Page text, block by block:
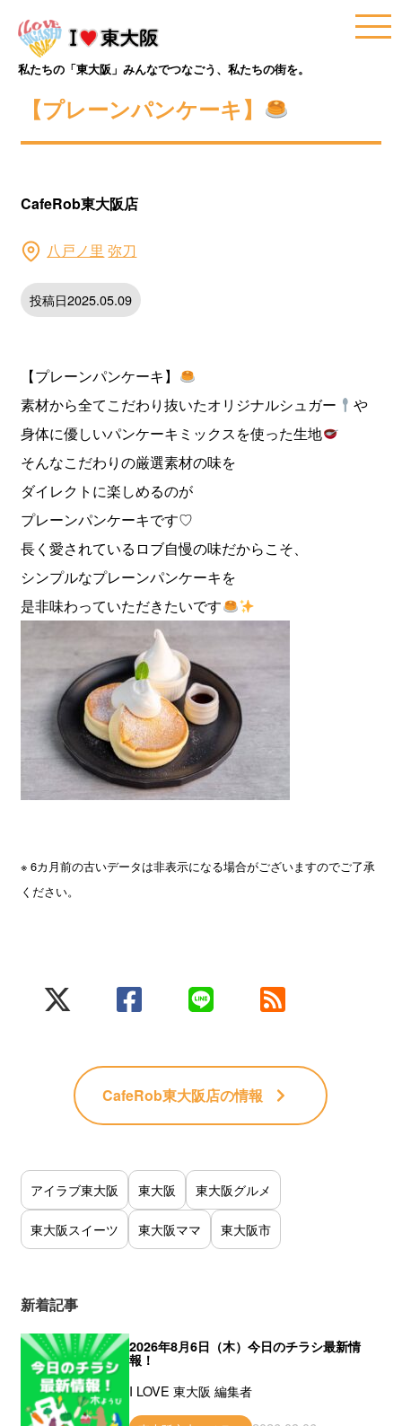
私たちの「東大阪」みんなでつなごう、私たちの街を。
【プレーンパンケーキ】
CafeRob東大阪店
八戸ノ里 弥刀
投稿日2025.05.09
【プレーンパンケーキ】
素材から全てこだわり抜いたオリジナルシュガー
や
身体に優しいパンケーキミックスを使った生地
そんなこだわりの厳選素材の味を
ダイレクトに楽しめるのが
プレーンパンケーキです♡
長く愛されているロブ自慢の味だからこそ、
シンプルなプレーンパンケーキを
是非味わっていただきたいです
※ 6カ月前の古いデータは非表示になる場合がございますのでご了承
ください。
CafeRob東大阪店の情報
アイラブ東大阪 東大阪 東大阪グルメ
東大阪スイーツ 東大阪ママ 東大阪市
新着記事
2026年8月6日（木）今日のチラシ最新情
報！
I LOVE 東大阪 編集者